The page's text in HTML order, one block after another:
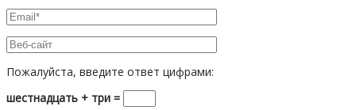
Пожалуйста, введите ответ цифрами:
шестнадцать + три =